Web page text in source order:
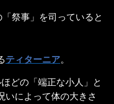
祭事」を司っていると
ティターニア。
どの「端正な小人」と
いによって体の大きさ